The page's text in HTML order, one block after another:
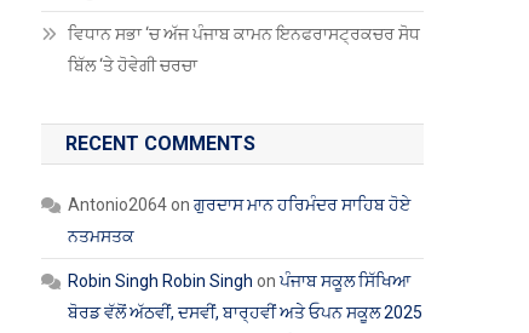
ਵਿਧਾਨ ਸਭਾ ‘ਚ ਅੱਜ ਪੰਜਾਬ ਕਾਮਨ ਇਨਫਰਾਸਟ੍ਰਕਚਰ ਸੋਧ
ਬਿੱਲ ‘ਤੇ ਹੋਵੇਗੀ ਚਰਚਾ
RECENT COMMENTS
Antonio2064onਗੁਰਦਾਸ ਮਾਨ ਹਰਿਮੰਦਰ ਸਾਹਿਬ ਹੋਏ
ਨਤਮਸਤਕ
Robin Singh Robin Singh onਪੰਜਾਬ ਸਕੂਲ ਸਿੱਖਿਆ
ਬੋਰਡ ਵੱਲੋਂ ਅੱਠਵੀਂ, ਦਸਵੀਂ, ਬਾਰ੍ਹਵੀਂ ਅਤੇ ਓਪਨ ਸਕੂਲ 2025